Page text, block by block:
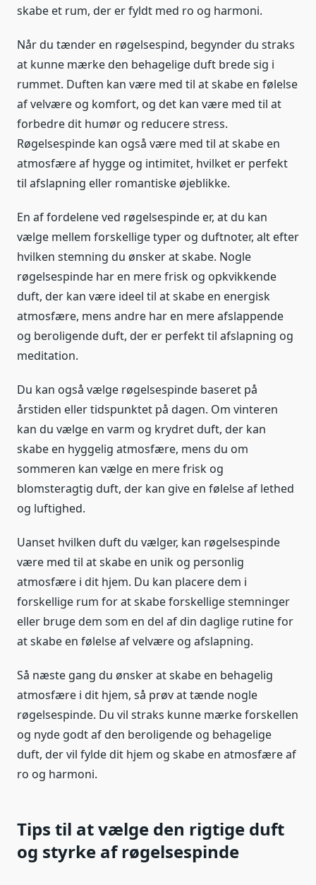
skabe et rum, der er fyldt med ro og harmoni.
Når du tænder en røgelsespind, begynder du straks
at kunne mærke den behagelige duft brede sig i
rummet. Duften kan være med til at skabe en følelse
af velvære og komfort, og det kan være med til at
forbedre dit humør og reducere stress.
Røgelsespinde kan også være med til at skabe en
atmosfære af hygge og intimitet, hvilket er perfekt
til afslapning eller romantiske øjeblikke.
En af fordelene ved røgelsespinde er, at du kan
vælge mellem forskellige typer og duftnoter, alt efter
hvilken stemning du ønsker at skabe. Nogle
røgelsespinde har en mere frisk og opkvikkende
duft, der kan være ideel til at skabe en energisk
atmosfære, mens andre har en mere afslappende
og beroligende duft, der er perfekt til afslapning og
meditation.
Du kan også vælge røgelsespinde baseret på
årstiden eller tidspunktet på dagen. Om vinteren
kan du vælge en varm og krydret duft, der kan
skabe en hyggelig atmosfære, mens du om
sommeren kan vælge en mere frisk og
blomsteragtig duft, der kan give en følelse af lethed
og luftighed.
Uanset hvilken duft du vælger, kan røgelsespinde
være med til at skabe en unik og personlig
atmosfære i dit hjem. Du kan placere dem i
forskellige rum for at skabe forskellige stemninger
eller bruge dem som en del af din daglige rutine for
at skabe en følelse af velvære og afslapning.
Så næste gang du ønsker at skabe en behagelig
atmosfære i dit hjem, så prøv at tænde nogle
røgelsespinde. Du vil straks kunne mærke forskellen
og nyde godt af den beroligende og behagelige
duft, der vil fylde dit hjem og skabe en atmosfære af
ro og harmoni.
Tips til at vælge den rigtige duft
og styrke af røgelsespinde